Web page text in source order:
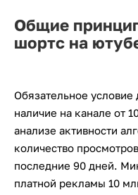
Общие
шортс на
Обязательное
наличие на канале от
анализе активности
количество
последние 90 дней.
платной рекламы 10